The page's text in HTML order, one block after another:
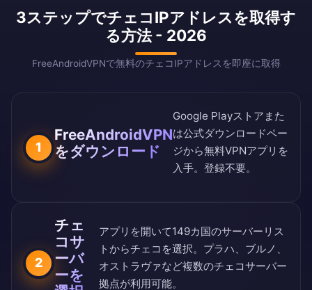
3ステップでチェコIPアドレスを取得す
る方法 - 2026
FreeAndroidVPNで無料のチェコIPアドレスを即座に取得
1
FreeAndroidVPN
をダウンロード
Google Playストア また
は公式ダウンロードペー
ジから無料VPNアプリを
入手。登録不要。
2
チェ
コサ
ーバ
ーを
アプリを開いて149カ国のサーバーリス
トからチェコを選択。プラハ、ブルノ、
オストラヴァなど複数のチェコサーバー
拠点が利用可能。